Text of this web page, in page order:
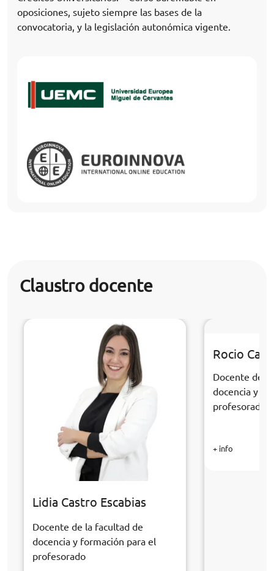
oposiciones, sujeto siempre las bases de la
convocatoria, y la legislación autonómica vigente.
Claustro docente
Lidia Castro Escabias
Docente de la facultad de
docencia y formación para el
profesorado
Rocio
Docente de
docencia y
profesorado
+ info